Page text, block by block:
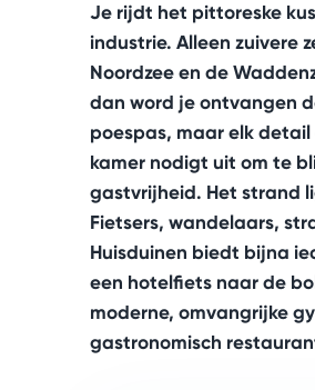
Je rijdt het pittoreske
industrie. Alleen zuivere
Noordzee en de
dan word je ontvangen
poespas, maar elk
kamer nodigt uit om te
gastvrijheid. Het strand
Fietsers, wandelaars,
Huisduinen biedt bijna
een hotelfiets naar de
moderne, omvangrijke
gastronomisch